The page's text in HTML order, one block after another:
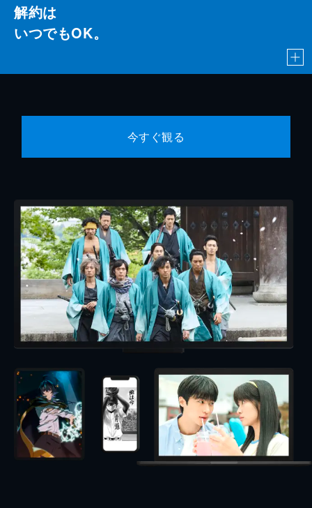
解約は
いつでもOK。
今すぐ観る